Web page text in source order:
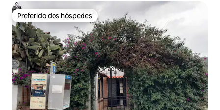
Preferido dos hóspedes
Preferido dos hóspedes